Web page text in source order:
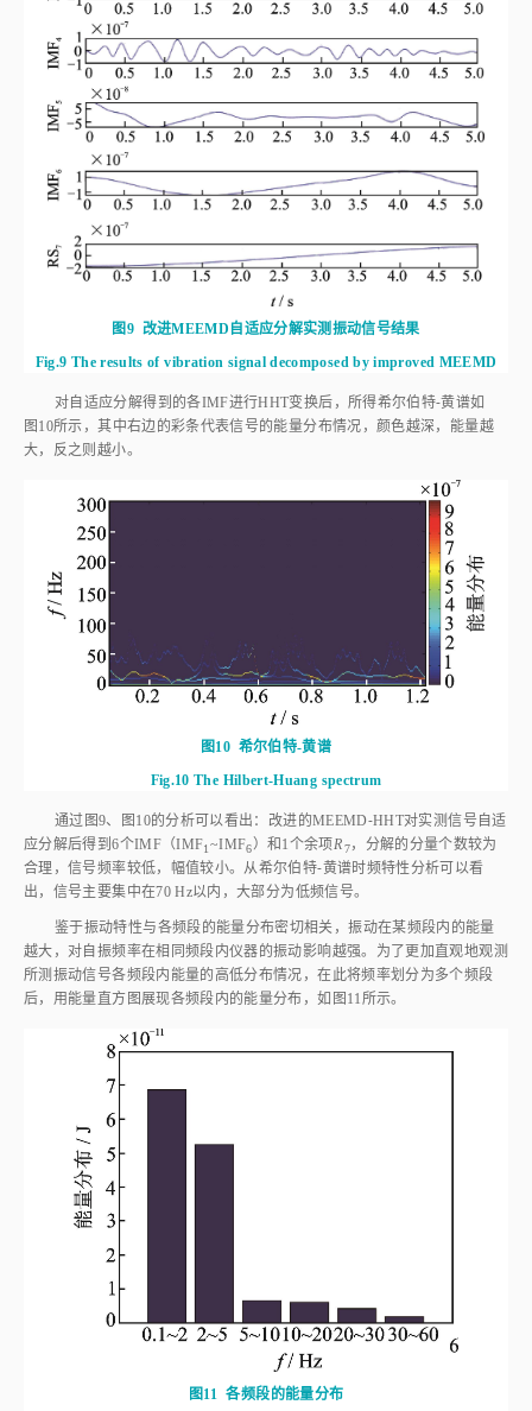
改进MEEMD自适应分解实测振动信号结果
The results of vibration signal decomposed by improved MEEMD
对自适应分解得到的各IMF进行HHT变换后，所得希尔伯特⁃黄谱如
所示，其中右边的彩条代表信号的能量分布情况，颜色越深，能量越
大，反之则越小。
希尔伯特-黄谱
The Hilbert-Huang spectrum
的分析可以看出：改进的MEEMD⁃HHT对实测信号自适
应分解后得到6个IMF（IMF
1 ~IMF6 ）和1个余项 7
，分解的分量个数较为
合理，信号频率较低，幅值较小。从希尔伯特⁃黄谱时频特性分析可以看
出，信号主要集中在70 Hz以内，大部分为低频信号。
鉴于振动特性与各频段的能量分布密切相关，振动在某频段内的能量
越大，对自振频率在相同频段内仪器的振动影响越强。为了更加直观地观测
所测振动信号各频段内能量的高低分布情况，在此将频率划分为多个频段
后，用能量直方图展现各频段内的能量分布，如
图11 所示。
各频段的能量分布
Energy distribution in each frequency band